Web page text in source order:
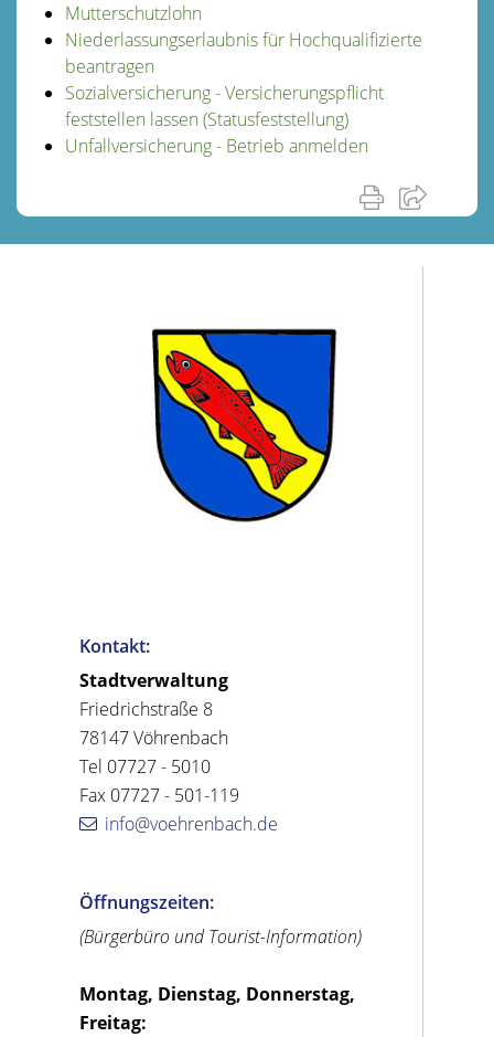
Mutterschutzlohn
Niederlassungserlaubnis für Hochqualifizierte
beantragen
Sozialversicherung - Versicherungspflicht
feststellen lassen (Statusfeststellung)
Unfallversicherung - Betrieb anmelden
Kontakt:
Stadtverwaltung
Friedrichstraße 8
78147 Vöhrenbach
Tel 07727 - 5010
Fax 07727 - 501-119
info@voehrenbach.de
Öffnungszeiten:
(Bürgerbüro und Tourist-Information)
Montag, Dienstag, Donnerstag,
Freitag: